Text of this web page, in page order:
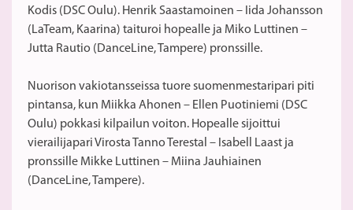
Kodis (DSC Oulu). Henrik Saastamoinen – Iida Johansson
(LaTeam, Kaarina) taituroi hopealle ja Miko Luttinen –
Jutta Rautio (DanceLine, Tampere) pronssille.
Nuorison vakiotansseissa tuore suomenmestaripari piti
pintansa, kun Miikka Ahonen – Ellen Puotiniemi (DSC
Oulu) pokkasi kilpailun voiton. Hopealle sijoittui
vierailijapari Virosta Tanno Terestal – Isabell Laast ja
pronssille Mikke Luttinen – Miina Jauhiainen
(DanceLine, Tampere).